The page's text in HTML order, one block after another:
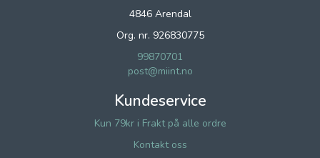
4846 Arendal
Org. nr. 926830775
99870701
post@miint.no
Kundeservice
Kun 79kr i Frakt på alle ordre
Kontakt oss